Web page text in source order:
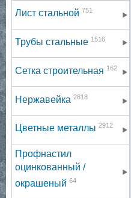
Лист стальной 751
Трубы стальные 1516
Сетка строительная 162
Нержавейка 2818
Цветные металлы 2912
Профнастил
оцинкованный /
окрашеный 64